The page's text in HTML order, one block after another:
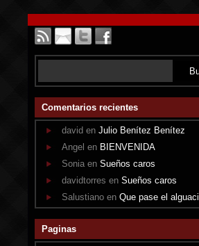
Comentarios recientes
david en Julio Benítez Benítez
Angel en BIENVENIDA
Sonia en Sueños caros
davidtorres en Sueños caros
Salustiano en Que pase el alguacil
Paginas